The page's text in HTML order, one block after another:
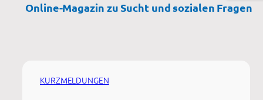
Online-Magazin zu Sucht und sozialen Fragen
KURZMELDUNGEN